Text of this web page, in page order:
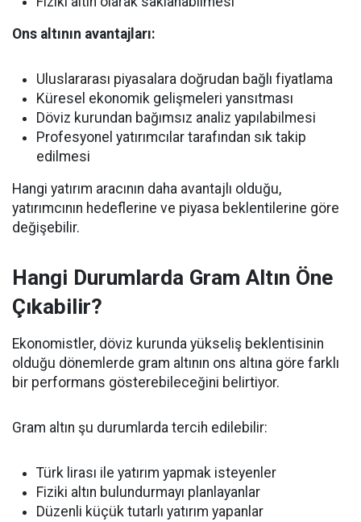
Ons altının avantajları:
Uluslararası piyasalara doğrudan bağlı fiyatlama
Küresel ekonomik gelişmeleri yansıtması
Döviz kurundan bağımsız analiz yapılabilmesi
Profesyonel yatırımcılar tarafından sık takip
edilmesi
Hangi yatırım aracının daha avantajlı olduğu,
yatırımcının hedeflerine ve piyasa beklentilerine göre
değişebilir.
Hangi Durumlarda Gram Altın Öne
Çıkabilir?
Ekonomistler, döviz kurunda yükseliş beklentisinin
olduğu dönemlerde gram altının ons altına göre farklı
bir performans gösterebileceğini belirtiyor.
Gram altın şu durumlarda tercih edilebilir:
Türk lirası ile yatırım yapmak isteyenler
Fiziki altın bulundurmayı planlayanlar
Düzenli küçük tutarlı yatırım yapanlar